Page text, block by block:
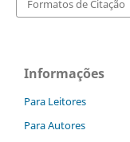
Formatos de Citação
Informações
Para Leitores
Para Autores